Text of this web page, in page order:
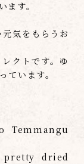
ます。
気をもらうお
クトです。ゆ
ています。
dried